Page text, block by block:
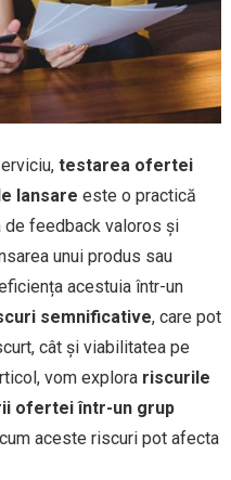
testarea ofertei
lansare este o practică
feedback valoros și
unui produs sau
acestuia într-un
semnificative, care pot
cât și viabilitatea pe
vom explora riscurile
ofertei într-un grup
aceste riscuri pot afecta